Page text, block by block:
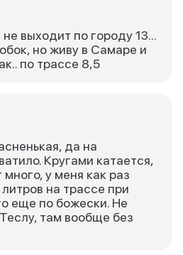
выходит по городу 13...
но живу в Самаре и
по трассе 8,5
да на
Кругами катается,
у меня как раз
на трассе при
еще по божески. Не
там вообще без